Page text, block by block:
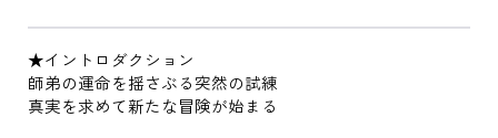
★イントロダクション
師弟の運命を揺さぶる突然の試練
真実を求めて新たな冒険が始まる